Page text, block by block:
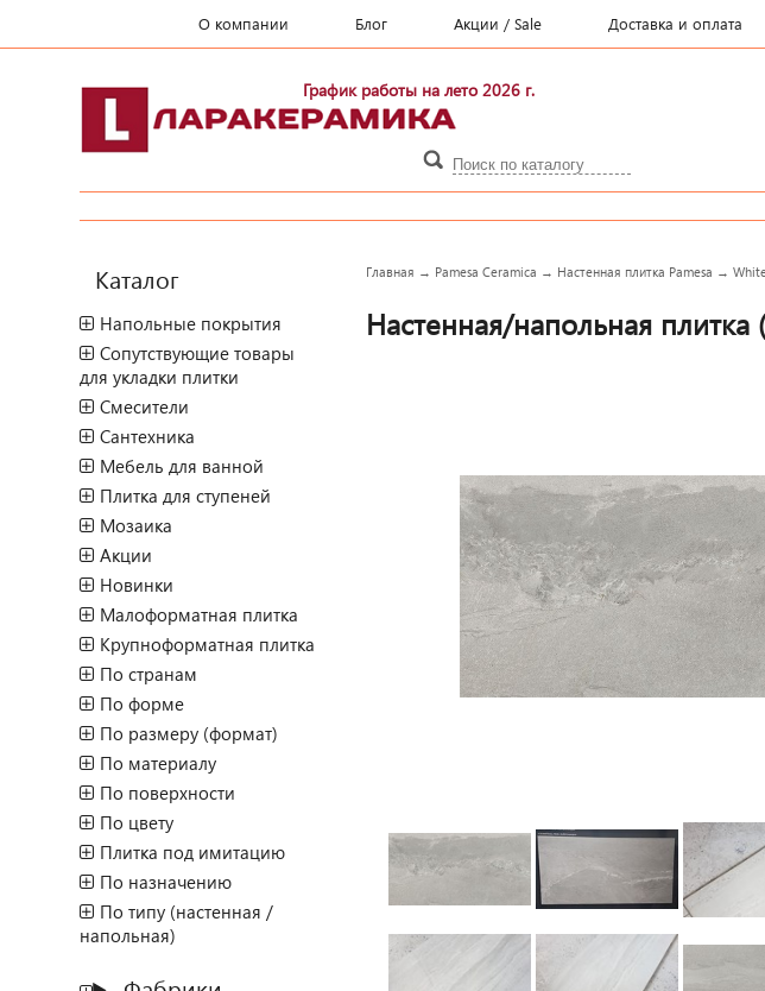
О компании Блог Акции / Sale Доставка и оплата
График работы на лето 2026 г.
Каталог
Напольные покрытия
Сопутствующие товары
для укладки плитки
Смесители
Сантехника
Мебель для ванной
Плитка для ступеней
Мозаика
Акции
Новинки
Малоформатная плитка
Крупноформатная плитка
По странам
По форме
По размеру (формат)
По материалу
По поверхности
По цвету
Плитка под имитацию
По назначению
По типу (настенная /
напольная)
Главная → Pamesa Ceramica → Настенная плитка Pamesa →
Настенная/напольная